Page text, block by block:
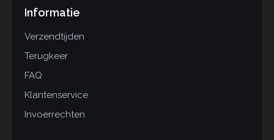
Informatie
Verzendtijden
Terugkeer
FAQ
Klantenservice
Invoerrechten